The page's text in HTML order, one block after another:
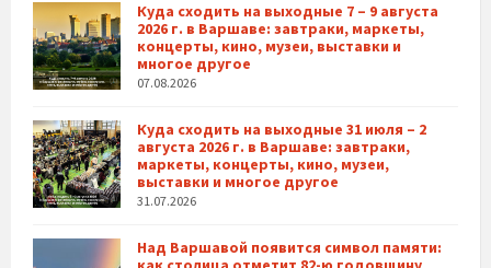
Куда сходить на выходные 7 – 9 августа
2026 г. в Варшаве: завтраки, маркеты,
концерты, кино, музеи, выставки и
многое другое
07.08.2026
Куда сходить на выходные 31 июля – 2
августа 2026 г. в Варшаве: завтраки,
маркеты, концерты, кино, музеи,
выставки и многое другое
31.07.2026
Над Варшавой появится символ памяти: